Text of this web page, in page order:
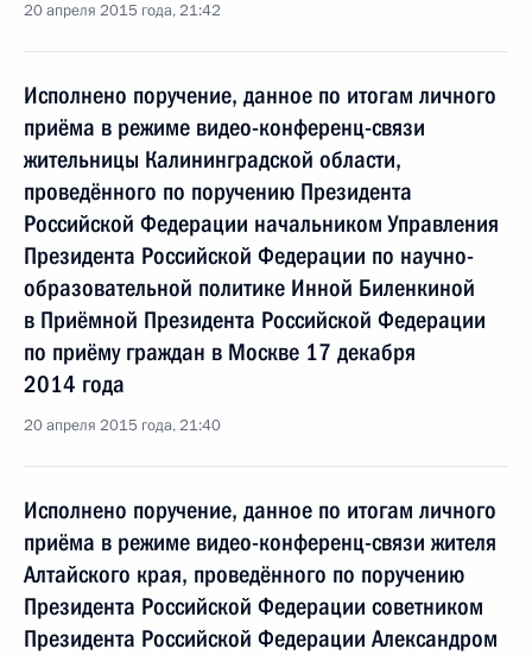
20 апреля 2015 года, 21:42
Исполнено поручение, данное по итогам личного
приёма в режиме видео-конференц-связи
жительницы Калининградской области,
проведённого по поручению Президента
Российской Федерации начальником Управления
Президента Российской Федерации по научно-
образовательной политике Инной Биленкиной
в Приёмной Президента Российской Федерации
по приёму граждан в Москве 17 декабря
2014 года
20 апреля 2015 года, 21:40
Исполнено поручение, данное по итогам личного
приёма в режиме видео-конференц-связи жителя
Алтайского края, проведённого по поручению
Президента Российской Федерации советником
Президента Российской Федерации Александром